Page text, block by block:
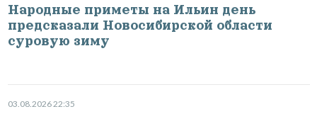
Народные приметы на Ильин день
предсказали Новосибирской области
суровую зиму
03.08.2026 22:35